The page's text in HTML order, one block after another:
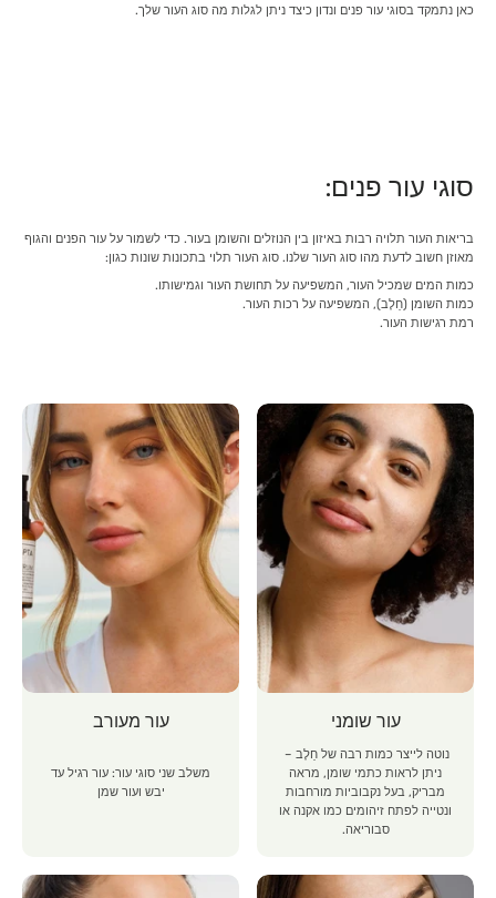
כאן נתמקד בסוגי עור פנים ונדון כיצד ניתן לגלות מה סוג העור שלך.
סוגי עור פנים:
בריאות העור תלויה רבות באיזון בין הנוזלים והשומן בעור. כדי לשמור על עור הפנים והגוף
מאוזן חשוב לדעת מהו סוג העור שלנו. סוג העור תלוי בתכונות שונות כגון:
כמות המים שמכיל העור, המשפיעה על תחושת העור וגמישותו.
כמות השומן (חֵלֶב), המשפיעה על רכות העור.
רמת רגישות העור.
עור שומני
נוטה לייצר כמות רבה של חֵלֶב –
ניתן לראות כתמי שומן, מראה
מבריק, בעל נקבוביות מורחבות
ונטייה לפתח זיהומים כמו אקנה או
סבוריאה.
עור מעורב
משלב שני סוגי עור: עור רגיל עד
יבש ועור שמן